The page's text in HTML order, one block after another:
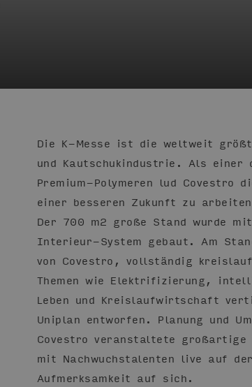
Die K-Messe ist die weltweit
und Kautschukindustrie. Als einer
Premium-Polymeren lud Covestro
einer besseren Zukunft zu
Der 700 m2 große Stand wurde
Interieur-System gebaut. Am
von Covestro, vollständig
Themen wie Elektrifizierung,
Leben und Kreislaufwirtschaft
Uniplan entworfen. Planung und
Covestro veranstaltete großartige
mit Nachwuchstalenten live auf
Aufmerksamkeit auf sich.